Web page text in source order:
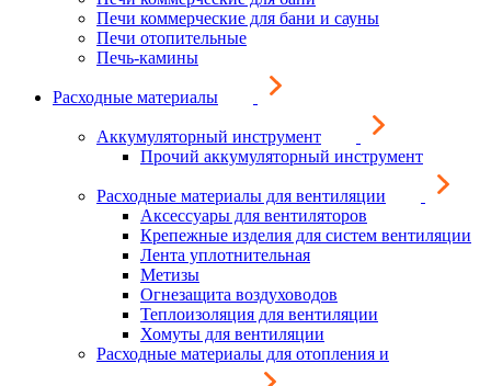
Печи коммерческие для бани и сауны
Печи отопительные
Печь-камины
Расходные материалы
Аккумуляторный инструмент
Прочий аккумуляторный инструмент
Расходные материалы для вентиляции
Аксессуары для вентиляторов
Крепежные изделия для систем вентиляции
Лента уплотнительная
Метизы
Огнезащита воздуховодов
Теплоизоляция для вентиляции
Хомуты для вентиляции
Расходные материалы для отопления и